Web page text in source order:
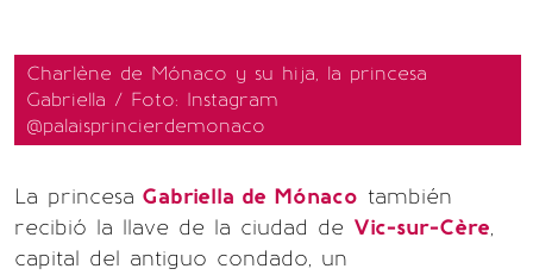
Charlène de Mónaco y su hija, la princesa
Gabriella / Foto: Instagram
@palaisprincierdemonaco
La princesa Gabriella de Mónaco también
recibió la llave de la ciudad de Vic-sur-Cère,
capital del antiguo condado, un